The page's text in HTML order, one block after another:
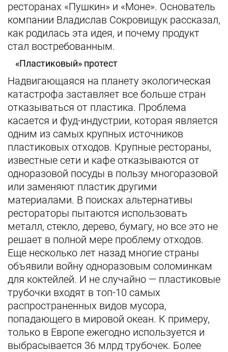
ресторанах «Пушкин» и «Моне». Основатель
компании Владислав Сокровищук рассказал,
как родилась эта идея, и почему продукт
стал востребованным.
«Пластиковый» протест
Надвигающаяся на планету экологическая
катастрофа заставляет все больше стран
отказываться от пластика. Проблема
касается и фуд-индустрии, которая является
одним из самых крупных источников
пластиковых отходов. Крупные рестораны,
известные сети и кафе отказываются от
одноразовой посуды в пользу многоразовой
или заменяют пластик другими
материалами. В поисках альтернативы
рестораторы пытаются использовать
металл, стекло, дерево, бумагу, но все это не
решает в полной мере проблему отходов.
Еще несколько лет назад многие страны
объявили войну одноразовым соломинкам
для коктейлей. И не случайно — пластиковые
трубочки входят в топ-10 самых
распространенных видов мусора,
попадающего в мировой океан. К примеру,
только в Европе ежегодно используется и
выбрасывается 36 млрд трубочек. Более